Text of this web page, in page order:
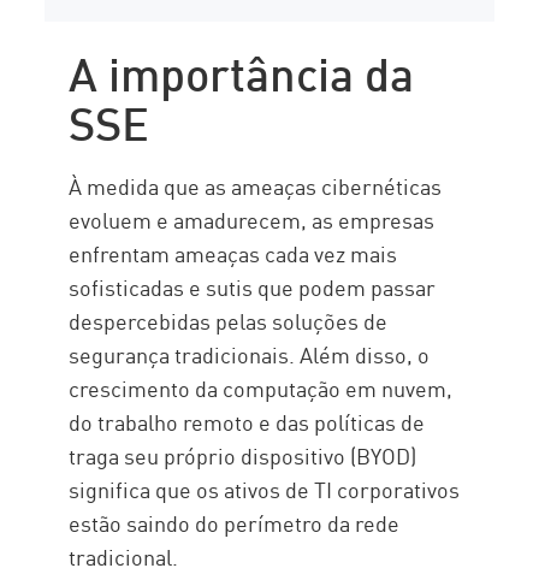
A importância da
SSE
À medida que as ameaças cibernéticas
evoluem e amadurecem, as empresas
enfrentam ameaças cada vez mais
sofisticadas e sutis que podem passar
despercebidas pelas soluções de
segurança tradicionais. Além disso, o
crescimento da computação em nuvem,
do trabalho remoto e das políticas de
traga seu próprio dispositivo (BYOD)
significa que os ativos de TI corporativos
estão saindo do perímetro da rede
tradicional.